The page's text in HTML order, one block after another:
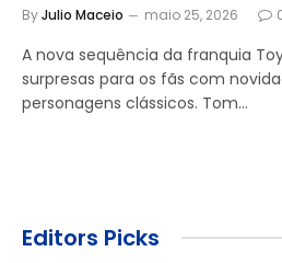
ByJulio Maceio maio 25, 2026
A nova sequência da franquia
surpresas para os fãs com
personagens clássicos. Tom…
Editors Picks